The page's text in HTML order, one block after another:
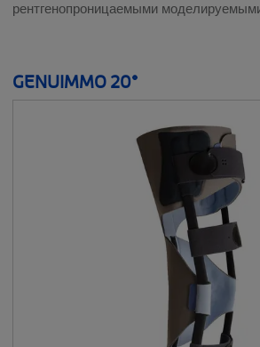
рентгенопроницаемыми
GENUIMMO 20°